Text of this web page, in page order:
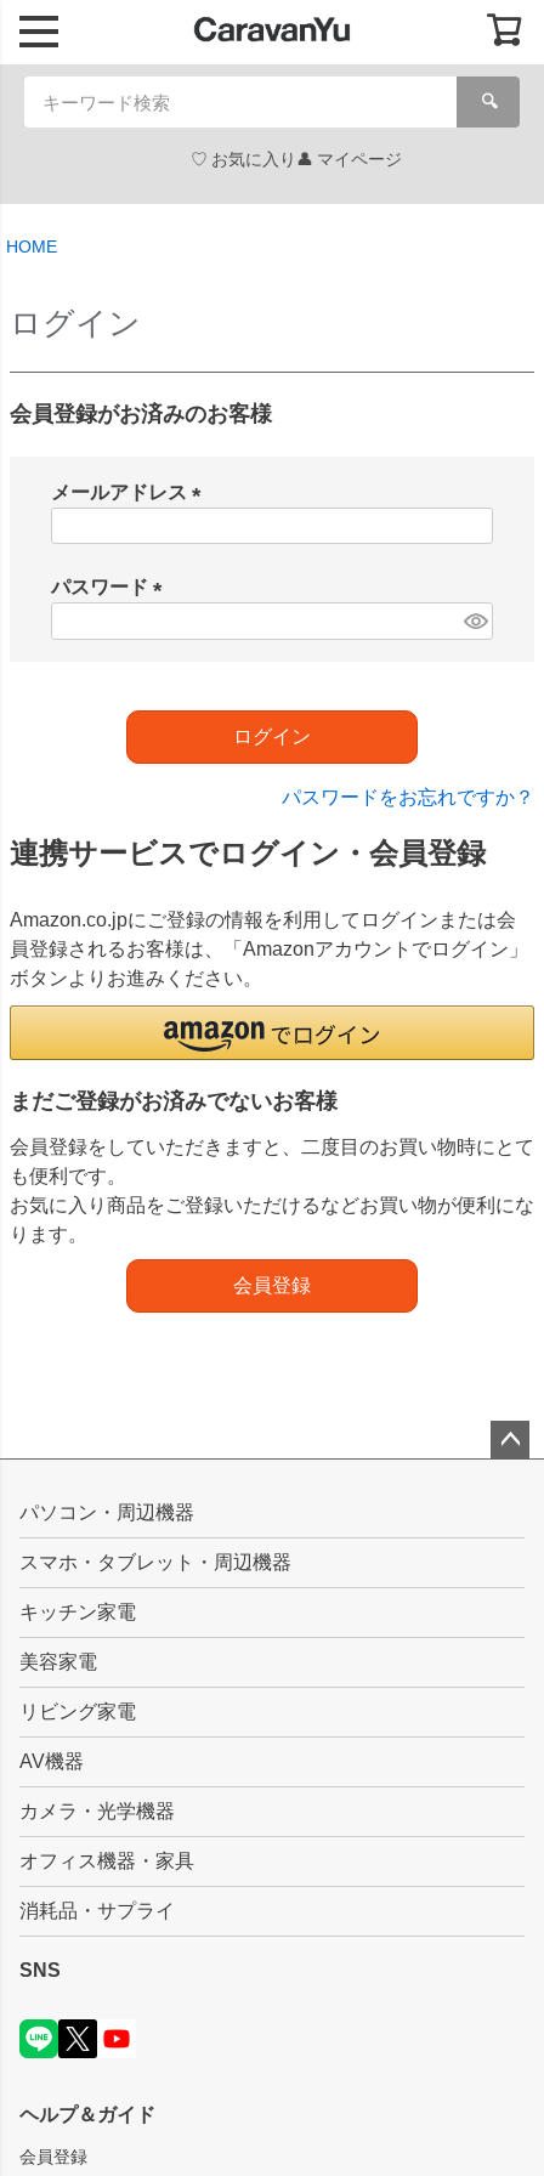
🔍
お気に入り マイページ
HOME
ログイン
会員登録がお済みのお客様
メールアドレス
パスワード
)
ログイン
パスワードをお忘れですか？
連携サービスでログイン・会員登録
Amazon.co.jpにご登録の情報を利用してログインまたは会
員登録されるお客様は、「Amazonアカウントでログイン」
ボタンよりお進みください。
まだご登録がお済みでないお客様
会員登録をしていただきますと、二度目のお買い物時にとて
も便利です。
お気に入り商品をご登録いただけるなどお買い物が便利にな
ります。
会員登録
ップ
パソコン・周辺機器
スマホ・タブレット・周辺機器
キッチン家電
美容家電
リビング家電
AV機器
カメラ・光学機器
オフィス機器・家具
消耗品・サプライ
SNS
ヘルプ＆ガイド
会員登録